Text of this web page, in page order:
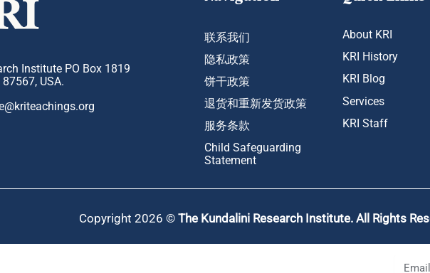
Institute PO Box 1819
USA.
联系我们
隐私政策
饼干政策
退货和重新发货政策
服务条款
Child Safeguarding
Statement
About KRI
KRI History
KRI Blog
Services
KRI Staff
Copyright 2026 © The Kundalini Research Institute. All Rights